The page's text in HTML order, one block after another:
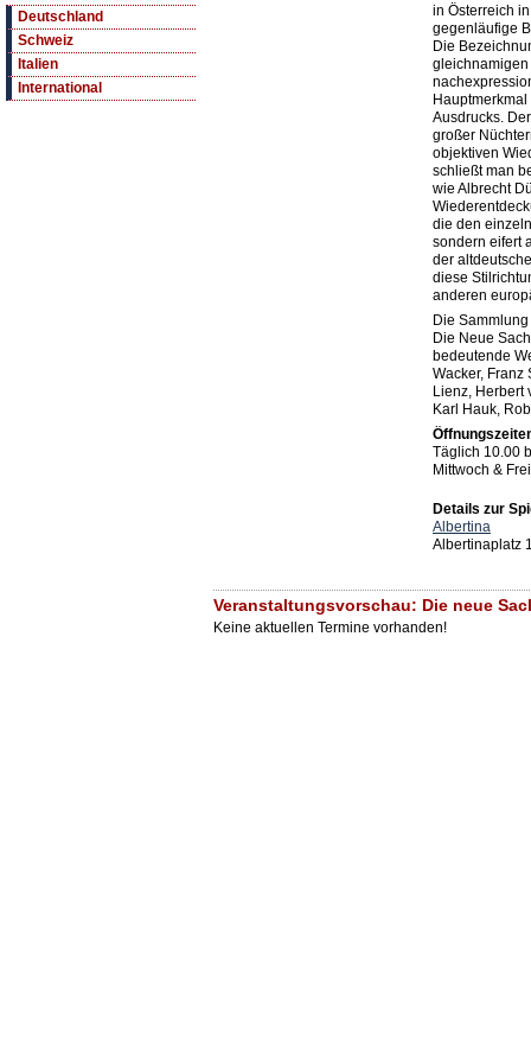
Deutschland
Schweiz
Italien
International
in Österreich
gegenläufige
Die
Ausdrucks.
großer
objektiven
schließt man
wie Albrecht
die den
sondern eifert
der
diese
anderen
Die
Die Neue
bedeutende
Wacker, Franz
Lienz, Herbert
Karl Hauk,
Täglich 10.00
Mittwoch &
Details zur
Albertina
Albertinaplatz
Veranstaltungsvorschau: Die neue
Keine aktuellen Termine vorhanden!